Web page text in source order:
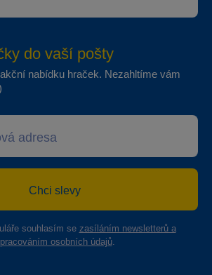
do vaší pošty
nabídku hraček. Nezahltíme vám
Chci slevy
souhlasím se zasíláním newsletterů a
osobních údajů.